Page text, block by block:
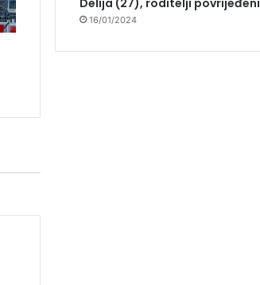
16/01/2024